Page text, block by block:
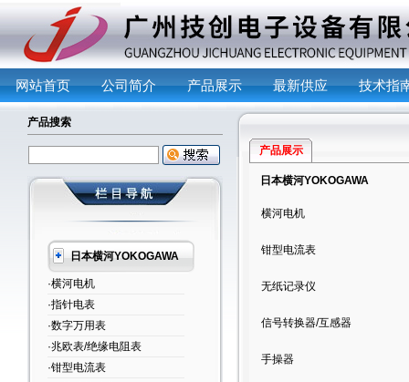
网站首页 公司简介 产品展示 最新供应 技术指
产品搜索
日本横河YOKOGAWA
·横河电机
·指针电表
·数字万用表
·兆欧表/绝缘电阻表
·钳型电流表
产品展示
日本横河YOKOGAWA
横河电机
钳型电流表
无纸记录仪
信号转换器/互感器
手操器